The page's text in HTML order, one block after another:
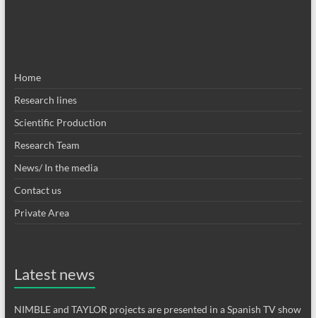
Home
Research lines
Scientific Production
Research Team
News/ In the media
Contact us
Private Area
Latest news
NIMBLE and TAYLOR projects are presented in a Spanish TV show